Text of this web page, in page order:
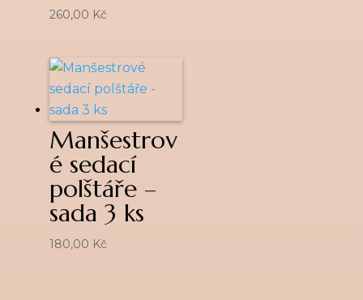
260,00 Kč
Manšestrov
é sedací
polštáře –
sada 3 ks
180,00 Kč